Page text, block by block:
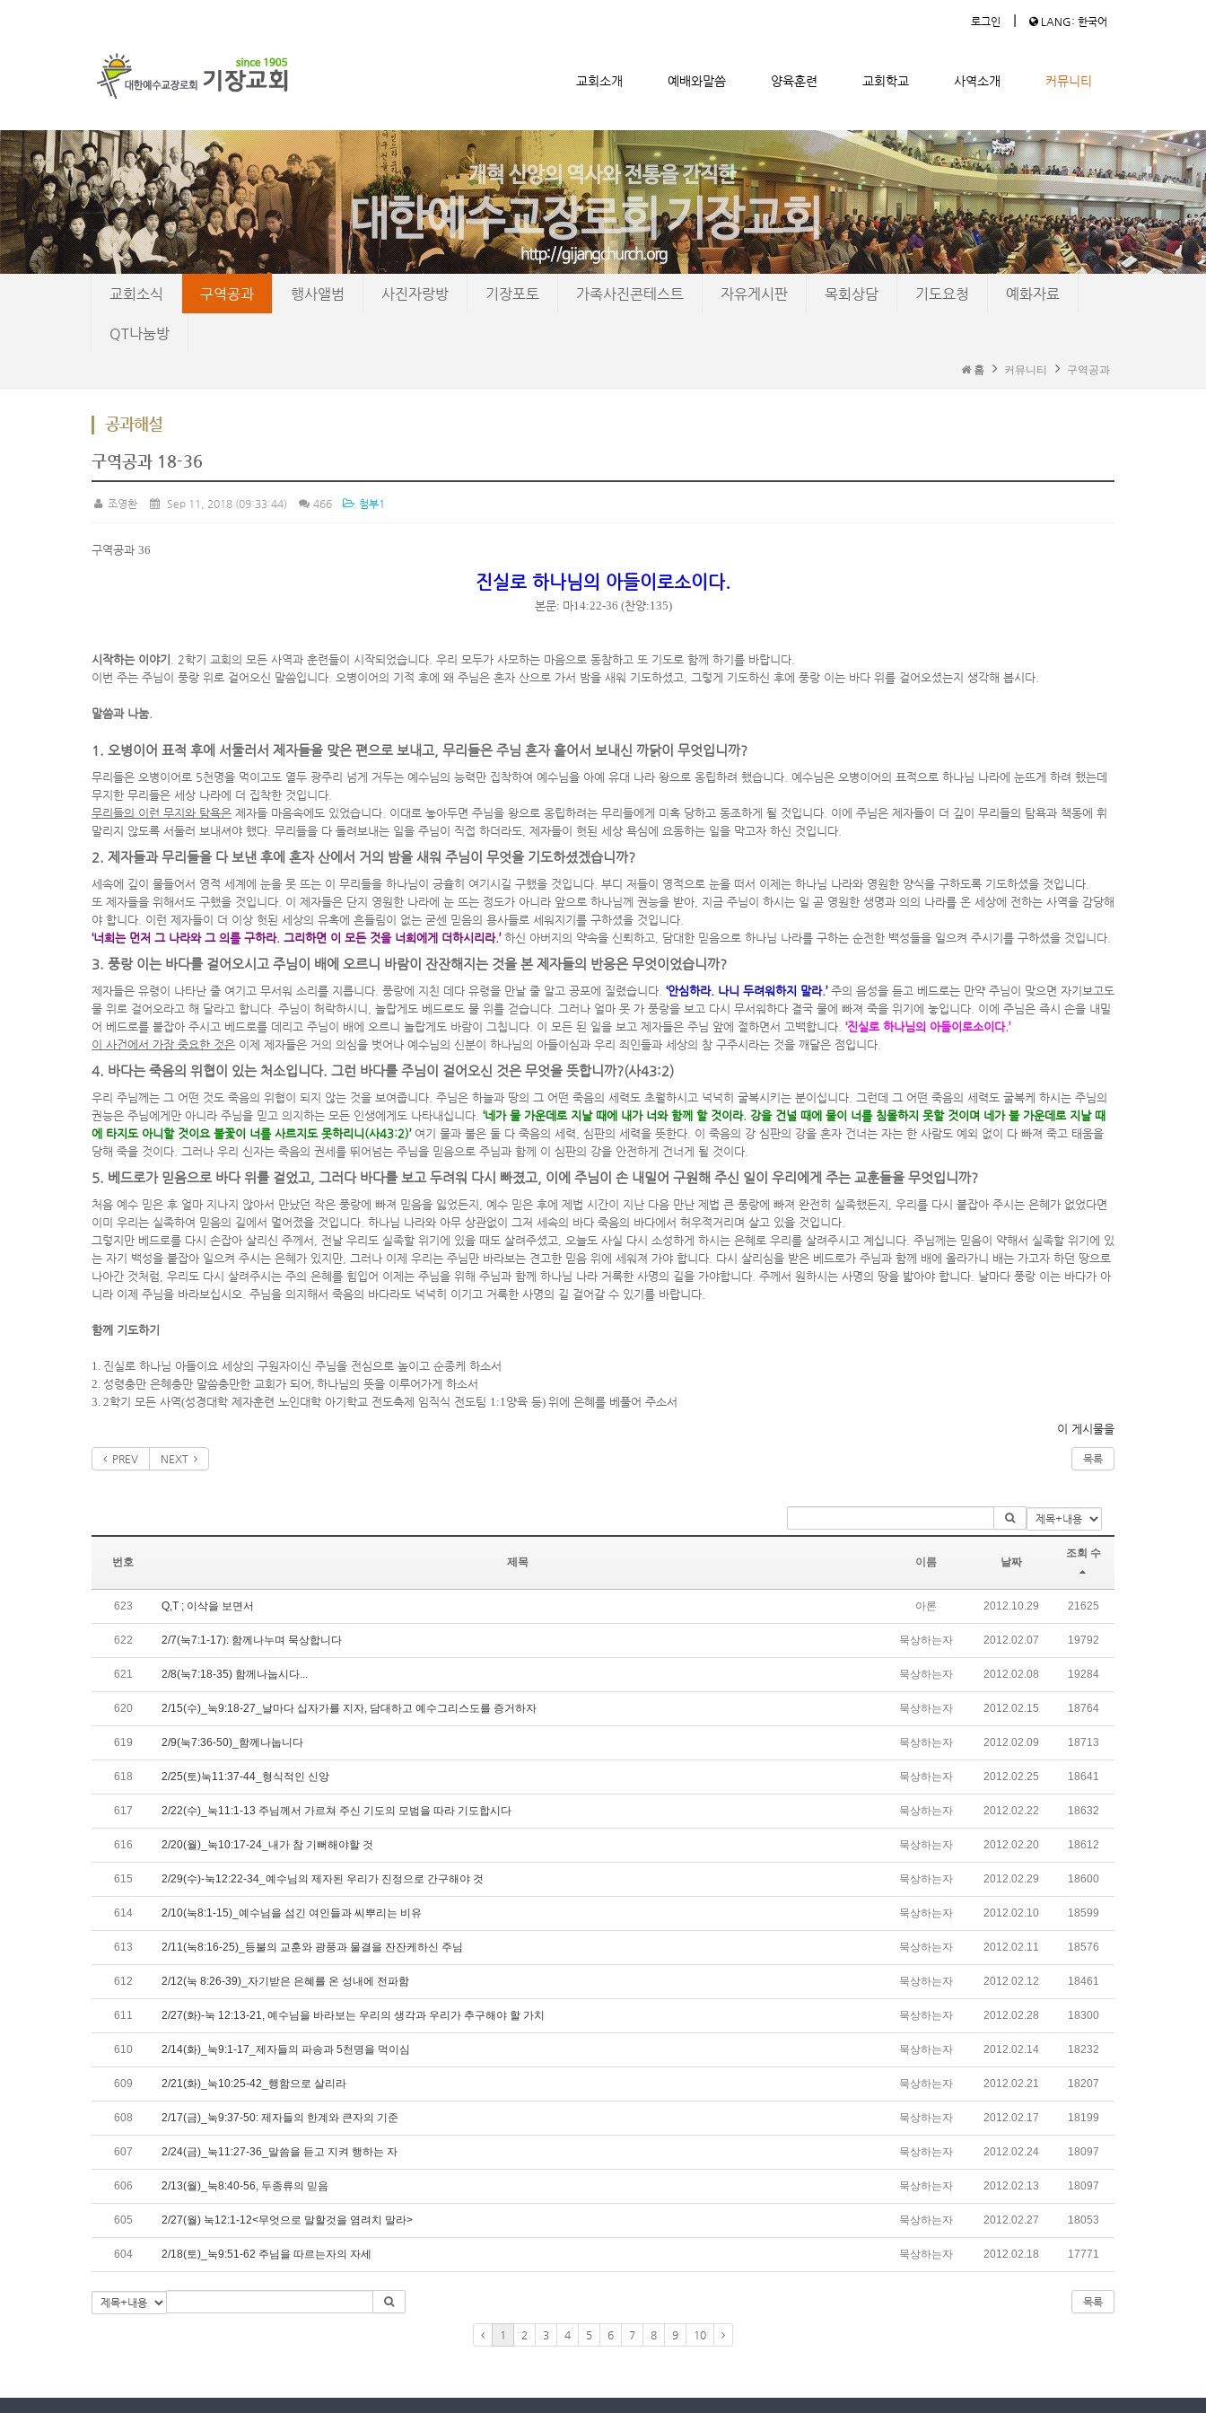
로그인 | LANG: 한국어
교회소개 예배와말씀 양육훈련 교회학교 사역소개 커뮤니티
메뉴 건너뛰기
교회소식 구역공과 행사앨범 사진자랑방 기장포토 가족사진콘테스트 자유게시판 목회상담 기도요청 예화자료
QT나눔방
홈 커뮤니티 구역공과
공과해설
구역공과 18-36
조영환 Sep 11, 2018 (09:33:44) 466 첨부1
구역공과 36
진실로 하나님의 아들이로소이다.
본문: 마14:22-36 (찬양:135)
시작하는 이야기 . 2학기 교회의 모든 사역과 훈련들이 시작되었습니다 우리 모두가 사모하는 마음으로 동참하고 또 기도로 함께 하기를 바랍니다
이번 주는 주님이 풍랑 위로 걸어오신 말씀입니다 오병이어의 기적 후에 왜 주님은 혼자 산으로 가서 밤을 새워 기도하셨고 그렇게 기도하신 후에 풍랑 이는 바다 위를 걸어오셨는지 생각해 봅시다
말씀과 나눔.
1. 오병이어 표적 후에 서둘러서 제자들을 맞은 편으로 보내고 무리들은 주님 혼자 흩어서 보내신 까닭이 무엇입니까?
무리들은 오병이어로 5천명을 먹이고도 열두 광주리 넘게 거두는 예수님의 능력만 집착하여 예수님을 아예 유대 나라 왕으로 옹립하려 했습니다 예수님은 오병이어의 표적으로 하나님 나라에 눈뜨게 하려 했는데
무지한 무리들은 세상 나라에 더 집착한 것입니다
무리들의 이런 무지와 탐욕은 제자들 마음속에도 있었습니다 이대로 놓아두면 주님을 왕으로 옹립하려는 무리들에게 미혹 당하고 동조하게 될 것입니다 이에 주님은 제자들이 더 깊이 무리들의 탐욕과 책동에 휘
말리지 않도록 서둘러 보내셔야 했다 무리들을 다 돌려보내는 일을 주님이 직접 하더라도 제자들이 헛된 세상 욕심에 요동하는 일을 막고자 하신 것입니다
2. 제자들과 무리들을 다 보낸 후에 혼자 산에서 거의 밤을 새워 주님이 무엇을 기도하셨겠습니까?
세속에 깊이 물들어서 영적 세계에 눈을 못 뜨는 이 무리들을 하나님이 긍휼히 여기시길 구했을 것입니다 부디 저들이 영적으로 눈을 떠서 이제는 하나님 나라와 영원한 양식을 구하도록 기도하셨을 것입니다
또 제자들을 위해서도 구했을 것입니다 이 제자들은 단지 영원한 나라에 눈 뜨는 정도가 아니라 앞으로 하나님께 권능을 받아 지금 주님이 하시는 일 곧 영원한 생명과 의의 나라를 온 세상에 전하는 사역을 감당해
야 합니다 이런 제자들이 더 이상 헛된 세상의 유혹에 흔들림이 없는 굳센 믿음의 용사들로 세워지기를 구하셨을 것입니다
‘너희는 먼저 그 나라와 그 의를 구하라. 그리하면 이 모든 것을 너희에게 더하시리라.’ 하신 아버지의 약속을 신뢰하고 담대한 믿음으로 하나님 나라를 구하는 순전한 백성들을 일으켜 주시기를 구하셨을 것입니다
3. 풍랑 이는 바다를 걸어오시고 주님이 배에 오르니 바람이 잔잔해지는 것을 본 제자들의 반응은 무엇이었습니까?
제자들은 유령이 나타난 줄 여기고 무서워 소리를 지릅니다 풍랑에 지친 데다 유령을 만날 줄 알고 공포에 질렸습니다 ‘안심하라. 나니 두려워하지 말라.’ 주의 음성을 듣고 베드로는 만약 주님이 맞으면 자기보고도
물 위로 걸어오라고 해 달라고 합니다 주님이 허락하시니 놀랍게도 베드로도 물 위를 걷습니다 그러나 얼마 못 가 풍랑을 보고 다시 무서워하다 결국 물에 빠져 죽을 위기에 놓입니다 이에 주님은 즉시 손을 내밀
어 베드로를 붙잡아 주시고 베드로를 데리고 주님이 배에 오르니 놀랍게도 바람이 그칩니다 이 모든 된 일을 보고 제자들은 주님 앞에 절하면서 고백합니다 ‘진실로 하나님의 아들이로소이다.’
이 사건에서 가장 중요한 것은 이제 제자들은 거의 의심을 벗어나 예수님의 신분이 하나님의 아들이심과 우리 죄인들과 세상의 참 구주시라는 것을 깨달은 점입니다
4. 바다는 죽음의 위협이 있는 처소입니다. 그런 바다를 주님이 걸어오신 것은 무엇을 뜻합니까?(사43:2)
우리 주님께는 그 어떤 것도 죽음의 위협이 되지 않는 것을 보여줍니다 주님은 하늘과 땅의 그 어떤 죽음의 세력도 초월하시고 넉넉히 굴복시키는 분이십니다 그런데 그 어떤 죽음의 세력도 굴복케 하시는 주님의
권능은 주님에게만 아니라 주님을 믿고 의지하는 모든 인생에게도 나타내십니다 ‘네가 물 가운데로 지날 때에 내가 너와 함께 할 것이라. 강을 건널 때에 물이 너를 침몰하지 못할 것이며 네가 불 가운데로 지날 때
에 타지도 아니할 것이요 불꽃이 너를 사르지도 못하리니 (사43:2)’ 여기 물과 불은 둘 다 죽음의 세력 심판의 세력을 뜻한다 이 죽음의 강 심판의 강을 혼자 건너는 자는 한 사람도 예외 없이 다 빠져 죽고 태움을
당해 죽을 것이다 그러나 우리 신자는 죽음의 권세를 뛰어넘는 주님을 믿음으로 주님과 함께 이 심판의 강을 안전하게 건너게 될 것이다
5. 베드로가 믿음으로 바다 위를 걸었고 그러다 바다를 보고 두려워 다시 빠졌고 이에 주님이 손 내밀어 구원해 주신 일이 우리에게 주는 교훈들을 무엇입니까?
처음 예수 믿은 후 얼마 지나지 않아서 만났던 작은 풍랑에 빠져 믿음을 잃었든지 예수 믿은 후에 제법 시간이 지난 다음 만난 제법 큰 풍랑에 빠져 완전히 실족했든지
우리를 다시 붙잡아 주시는 은혜가 없었다면
이미 우리는 실족하여 믿음의 길에서 멀어졌을 것입니다 하나님 나라와 아무 상관없이 그저 세속의 바다 죽음의 바다에서 허우적거리며 살고 있을 것입니다
그렇지만 베드로를 다시 손잡아 살리신 주께서
전날 우리도 실족할 위기에 있을 때도 살려주셨고 오늘도 사실 다시 소성하게 하시는 은혜로 우리를 살려주시고 계십니다 주님께는 믿음이 약해서 실족할 위기에 있
는 자기 백성을 붙잡아 일으켜 주시는 은혜가 있지만 그러나 이제 우리는 주님만 바라보는 견고한 믿음 위에 세워져 가야 합니다 다시 살리심을 받은 베드로가 주님과 함께 배에 올라가니 배는 가고자 하던 땅으로
나아간 것처럼 우리도 다시 살려주시는 주의 은혜를 힘입어 이제는 주님을 위해 주님과 함께 하나님 나라 거룩한 사명의 길을 가야합니다 주께서 원하시는 사명의 땅을 밟아야 합니다 날마다 풍랑 이는 바다가 아
니라 이제 주님을 바라보십시오 주님을 의지해서 죽음의 바다라도 넉넉히 이기고 거룩한 사명의 길 걸어갈 수 있기를 바랍니다
함께 기도하기
1. 진실로 하나님 아들이요 세상의 구원자이신 주님을 전심으로 높이고 순종케 하소서
2. 성령충만 은혜충만 말씀충만한 교회가 되어 , 하나님의 뜻을 이루어가게 하소서
3. 2학기 모든 사역(성경대학 제자훈련 노인대학 아기학교 전도축제 임직식 전도팀 1:1양육 등) 위에 은혜를 베풀어 주소서
이 게시물을
PREV NEXT 목록
번호 제목 이름 날짜
조회 수
623 Q,T ; 이삭을 보면서 아론 2012.10.29 21625
622 2/7(눅7:1-17): 함께나누며 묵상합니다 묵상하는자 2012.02.07 19792
621 2/8(눅7:18-35) 함께나눕시다... 묵상하는자 2012.02.08 19284
620 2/15(수)_눅9:18-27_날마다 십자가를 지자, 담대하고 예수그리스도를 증거하자 묵상하는자 2012.02.15 18764
619 2/9(눅7:36-50)_함께나눕니다 묵상하는자 2012.02.09 18713
618 2/25(토)눅11:37-44_형식적인 신앙 묵상하는자 2012.02.25 18641
617 2/22(수)_눅11:1-13 주님께서 가르쳐 주신 기도의 모범을 따라 기도합시다 묵상하는자 2012.02.22 18632
616 2/20(월)_눅10:17-24_내가 참 기뻐해야할 것 묵상하는자 2012.02.20 18612
615 2/29(수)-눅12:22-34_예수님의 제자된 우리가 진정으로 간구해야 것 묵상하는자 2012.02.29 18600
614 2/10(눅8:1-15)_예수님을 섬긴 여인들과 씨뿌리는 비유 묵상하는자 2012.02.10 18599
613 2/11(눅8:16-25)_등불의 교훈와 광풍과 물결을 잔잔케하신 주님 묵상하는자 2012.02.11 18576
612 2/12(눅 8:26-39)_자기받은 은혜를 온 성내에 전파함 묵상하는자 2012.02.12 18461
611 2/27(화)-눅 12:13-21, 예수님을 바라보는 우리의 생각과 우리가 추구해야 할 가치 묵상하는자 2012.02.28 18300
610 2/14(화)_눅9:1-17_제자들의 파송과 5천명을 먹이심 묵상하는자 2012.02.14 18232
609 2/21(화)_눅10:25-42_행함으로 살리라 묵상하는자 2012.02.21 18207
608 2/17(금)_눅9:37-50: 제자들의 한계와 큰자의 기준 묵상하는자 2012.02.17 18199
607 2/24(금)_눅11:27-36_말씀을 듣고 지켜 행하는 자 묵상하는자 2012.02.24 18097
606 2/13(월)_눅8:40-56, 두종류의 믿음 묵상하는자 2012.02.13 18097
605 2/27(월) 눅12:1-12<무엇으로 말할것을 염려치 말라> 묵상하는자 2012.02.27 18053
604 2/18(토)_눅9:51-62 주님을 따르는자의 자세 묵상하는자 2012.02.18 17771
목록
1 2 3 4 5 6 7 8 9 10